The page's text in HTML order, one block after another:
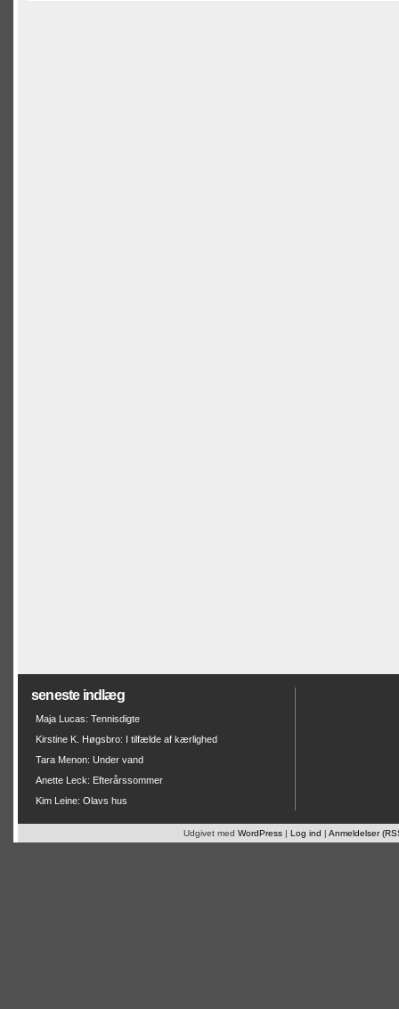
seneste indlæg
Maja Lucas: Tennisdigte
Kirstine K. Høgsbro: I tilfælde af kærlighed
Tara Menon: Under vand
Anette Leck: Efterårssommer
Kim Leine: Olavs hus
Udgivet med WordPress | Log ind | Anmeldelser